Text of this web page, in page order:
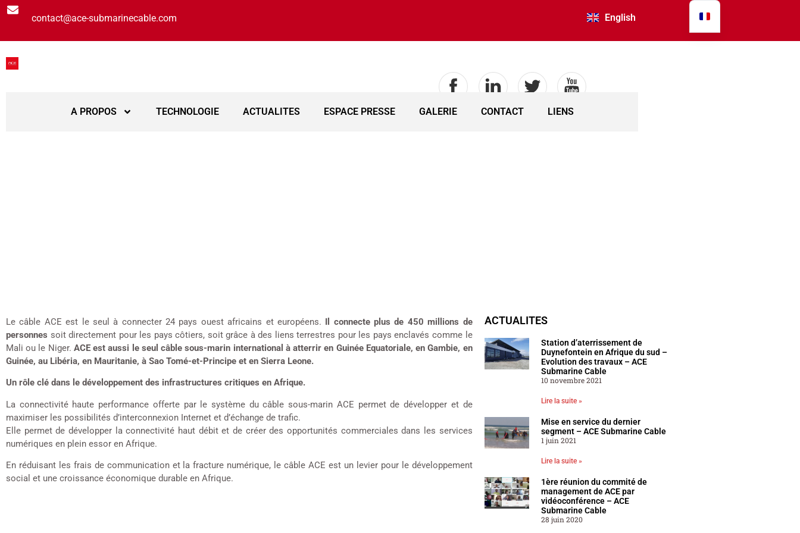
contact@ace-submarinecable.com English
A PROPOS GALERIE CONTACT
A PROPOS TECHNOLOGIE ACTUALITES ESPACE PRESSE GALERIE CONTACT LIENS
Le câble ACE est le seul à connecter 24 pays ouest africains et européens. Il connecte plus de 450 millions de
personnes soit directement pour les pays côtiers, soit grâce à des liens terrestres pour les pays enclavés comme le
Mali ou le Niger. ACE est aussi le seul câble sous-marin international à atterrir en Guinée Equatoriale, en Gambie, en
Guinée, au Libéria, en Mauritanie, à Sao Tomé-et-Principe et en Sierra Leone.
Un rôle clé dans le développement des infrastructures critiques en Afrique.
La connectivité haute performance offerte par le système du câble sous-marin ACE permet de développer et de
maximiser les possibilités d’interconnexion Internet et d’échange de trafic.
Elle permet de développer la connectivité haut débit et de créer des opportunités commerciales dans les services
numériques en plein essor en Afrique.
En réduisant les frais de communication et la fracture numérique, le câble ACE est un levier pour le développement
social et une croissance économique durable en Afrique.
ACTUALITES
Station d’aterrissement de
Duynefontein en Afrique du sud –
Evolution des travaux – ACE
Submarine Cable
10 novembre 2021
Lire la suite »
Mise en service du dernier
segment – ACE Submarine Cable
1 juin 2021
Lire la suite »
1ère réunion du commité de
management de ACE par
vidéoconférence – ACE
Submarine Cable
28 juin 2020